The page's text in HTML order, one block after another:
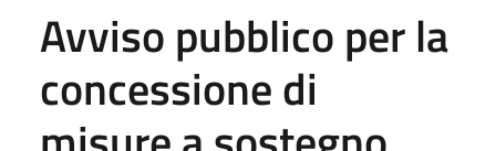
Avviso pubblico per la
concessione di